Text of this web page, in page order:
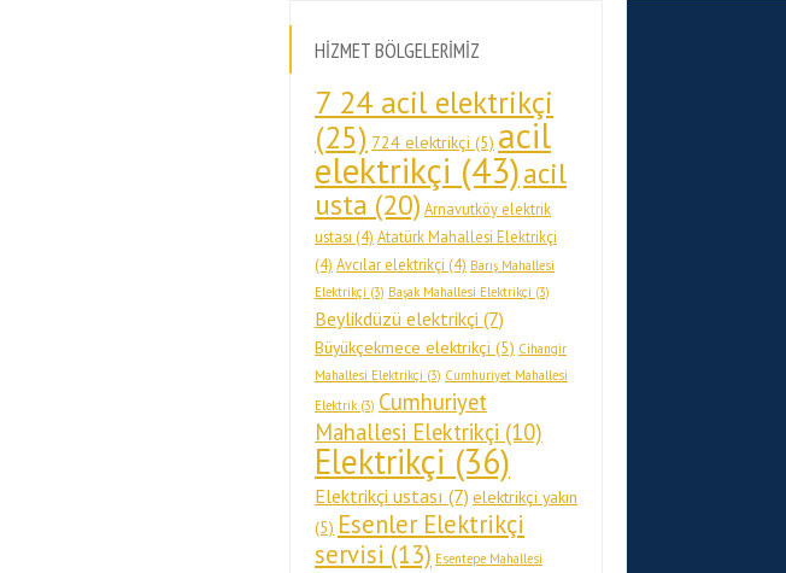
HİZMET BÖLGELERİMİZ
7 24 acil elektrikçi
(25) 724 elektrikçi (5) acil
elektrikçi (43)acil
usta (20) Arnavutköy elektrik
ustası (4) Atatürk Mahallesi Elektrikçi
(4) Avcılar elektrikçi (4) Barış Mahallesi
Elektrikçi (3) Başak Mahallesi Elektrikçi (3)
Beylikdüzü elektrikçi (7)
Büyükçekmece elektrikçi (5) Cihangir
Mahallesi Elektrikçi (3) Cumhuriyet Mahallesi
Elektrik (3) Cumhuriyet
Mahallesi Elektrikçi (10)
Elektrikçi (36)
Elektrikçi ustası (7) elektrikçi yakın
(5) Esenler Elektrikçi
servisi (13) Esentepe Mahallesi